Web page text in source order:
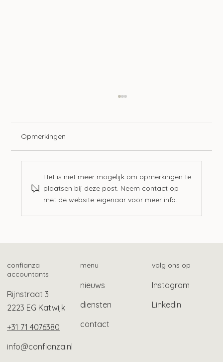
Opmerkingen
Het is niet meer mogelijk om opmerkingen te
plaatsen bij deze post. Neem contact op
met de website-eigenaar voor meer info.
confianza
accountants
Rijnstraat 3
2223 EG Katwijk
+31 71 4076380
info@confianza.nl
menu
nieuws
diensten
contact
volg ons op
Instagram
Linkedin